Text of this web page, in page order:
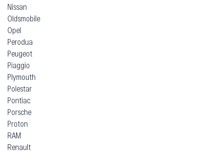
Nissan
Oldsmobile
Opel
Perodua
Peugeot
Piaggio
Plymouth
Polestar
Pontiac
Porsche
Proton
RAM
Renault